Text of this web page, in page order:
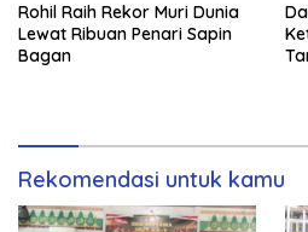
Rohil Raih Rekor Muri Dunia
Lewat Ribuan Penari Sapin
Bagan
Rekomendasi untuk kamu